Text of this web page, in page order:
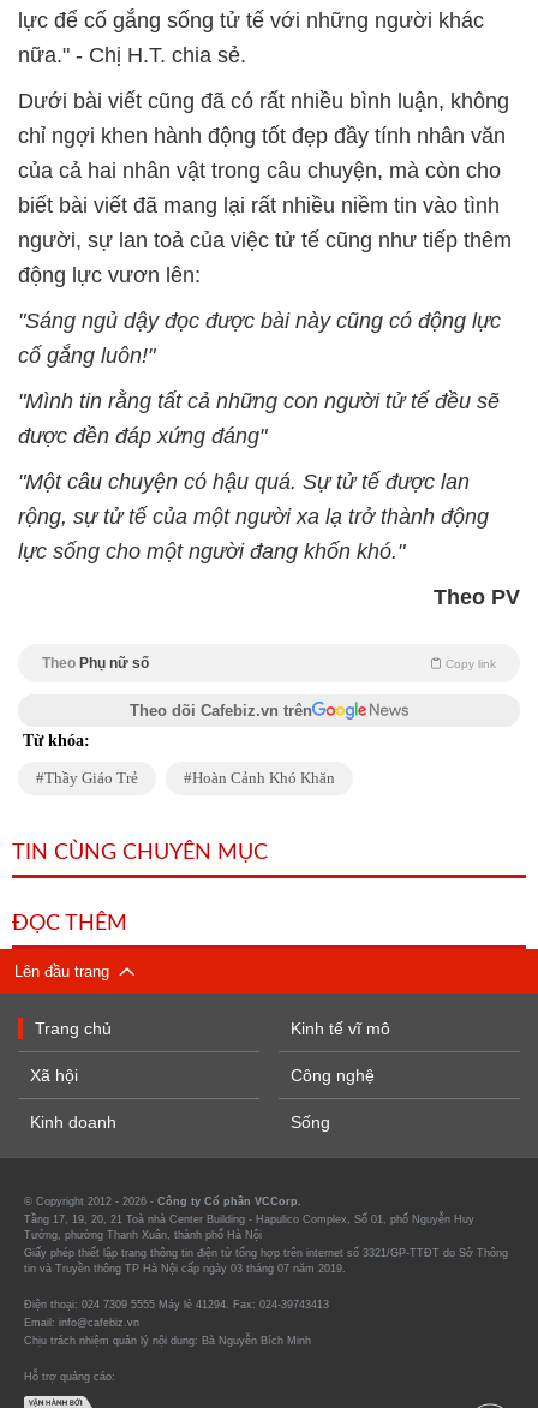
lực để cố gắng sống tử tế với những người khác
nữa." - Chị H.T. chia sẻ.
Dưới bài viết cũng đã có rất nhiều bình luận, không
chỉ ngợi khen hành động tốt đẹp đầy tính nhân văn
của cả hai nhân vật trong câu chuyện, mà còn cho
biết bài viết đã mang lại rất nhiều niềm tin vào tình
người, sự lan toả của việc tử tế cũng như tiếp thêm
động lực vươn lên:
"Sáng ngủ dậy đọc được bài này cũng có động lực
cố gắng luôn!"
"Mình tin rằng tất cả những con người tử tế đều sẽ
được đền đáp xứng đáng"
"Một câu chuyện có hậu quá. Sự tử tế được lan
rộng, sự tử tế của một người xa lạ trở thành động
lực sống cho một người đang khốn khó."
Theo PV
Theo Phụ nữ số Copy link
Theo dõi Cafebiz.vn trên
Từ khóa:
Thầy Giáo Trẻ Hoàn Cảnh Khó Khăn
TIN CÙNG CHUYÊN MỤC
ĐỌC THÊM
Lên đầu trang
Trang chủ
Xã hội
Kinh doanh
Kinh tế vĩ mô
Công nghệ
Sống
© Copyright 2012 - 2026 - Công ty Cổ phần VCCorp.
Tầng 17, 19, 20, 21 Toà nhà Center Building - Hapulico Complex, Số 01, phố Nguyễn Huy
Tưởng, phường Thanh Xuân, thành phố Hà Nội
Giấy phép thiết lập trang thông tin điện tử tổng hợp trên internet số 3321/GP-TTĐT do Sở Thông
tin và Truyền thông TP Hà Nội cấp ngày 03 tháng 07 năm 2019.
Điện thoại: 024 7309 5555 Máy lẻ 41294. Fax: 024-39743413
Email: info@cafebiz.vn
Chịu trách nhiệm quản lý nội dung: Bà Nguyễn Bích Minh
Hỗ trợ quảng cáo: